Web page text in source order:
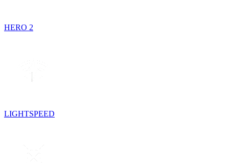
HERO 2
LIGHTSPEED